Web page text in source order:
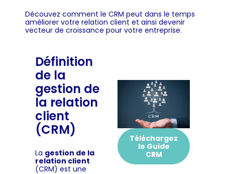
Découvez comment le CRM peut dans le temps
améliorer votre relation client et ainsi devenir
vecteur de croissance pour votre entreprise.
Définition
de la
gestion de
la relation
client
(CRM)
La gestion de la
relation client
(CRM) est une
Téléchargez
le Guide
CRM